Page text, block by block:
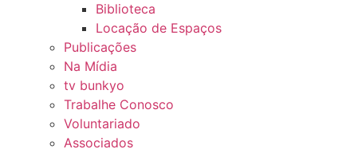
Biblioteca
Locação de Espaços
Publicações
Na Mídia
tv bunkyo
Trabalhe Conosco
Voluntariado
Associados